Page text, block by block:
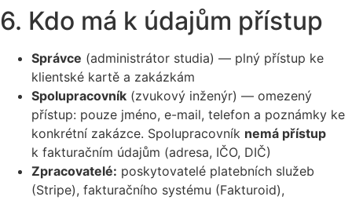
6. Kdo má k údajům přístup
Správce (administrátor studia) — plný přístup ke
klientské kartě a zakázkám
Spolupracovník (zvukový inženýr) — omezený
přístup: pouze jméno, e-mail, telefon a poznámky ke
konkrétní zakázce. Spolupracovník nemá přístup
k fakturačním údajům (adresa, IČO, DIČ)
Zpracovatelé: poskytovatelé platebních služeb
(Stripe), fakturačního systému (Fakturoid),